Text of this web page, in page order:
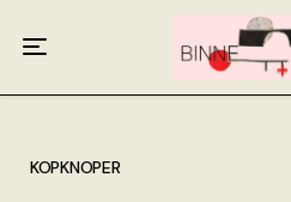
KOPKNOPER
Meer oor ons
Anneliese Burgess